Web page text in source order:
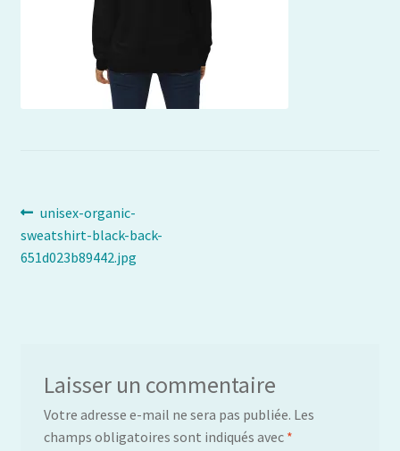
Navigation
de
Article
précédent :
unisex-organic-
sweatshirt-black-back-
651d023b89442.jpg
Laisser un commentaire
Votre adresse e-mail ne sera pas publiée. Les
champs obligatoires sont indiqués avec *